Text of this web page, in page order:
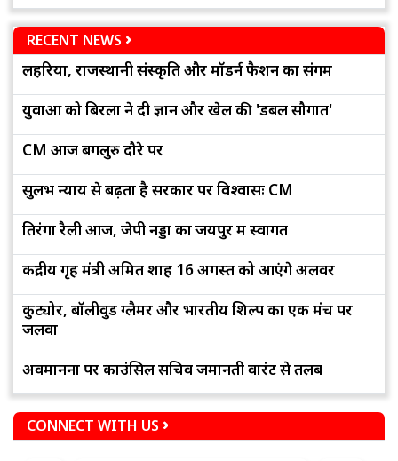
RECENT NEWS
लहरिया, राजस्थानी संस्कृति और मॉडर्न फैशन का संगम
युवाओं को बिरला ने दी ज्ञान और खेल की 'डबल सौगात'
CM आज बेंगलुरु दौरे पर
सुलभ न्याय से बढ़ता है सरकार पर विश्वासः CM
तिरंगा रैली आज, जेपी नड्डा का जयपुर में स्वागत
केंद्रीय गृह मंत्री अमित शाह 16 अगस्त को आएंगे अलवर
कुट्योर, बॉलीवुड ग्लैमर और भारतीय शिल्प का एक मंच पर
जलवा
अवमानना पर काउंसिल सचिव जमानती वारंट से तलब
CONNECT WITH US